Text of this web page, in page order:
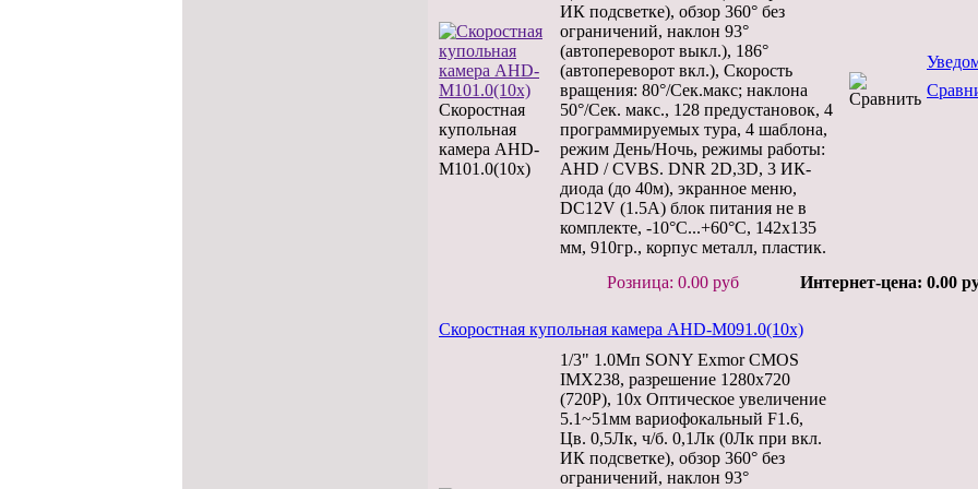
Скоростная
купольная
камера AHD-
M101.0(10x)
ИК подсветке), обзор 360° без
ограничений, наклон 93°
(автопереворот выкл.), 186°
(автопереворот вкл.), Скорость
вращения: 80°/Сек.макс; наклона
50°/Сек. макс., 128 предустановок, 4
программируемых тура, 4 шаблона,
режим День/Ночь, режимы работы:
AHD / CVBS. DNR 2D,3D, 3 ИК-
диода (до 40м), экранное меню,
DC12V (1.5А) блок питания не в
комплекте, -10°С...+60°С, 142х135
мм, 910гр., корпус металл, пластик.
Розница: 0.00 руб Интернет-цена: 0.00
Скоростная купольная камера AHD-M091.0(10x)
1/3" 1.0Мп SONY Exmor CMOS
IMX238, разрешение 1280х720
(720P), 10x Оптическое увеличение
5.1~51мм вариофокальный F1.6,
Цв. 0,5Лк, ч/б. 0,1Лк (0Лк при вкл.
ИК подсветке), обзор 360° без
ограничений, наклон 93°